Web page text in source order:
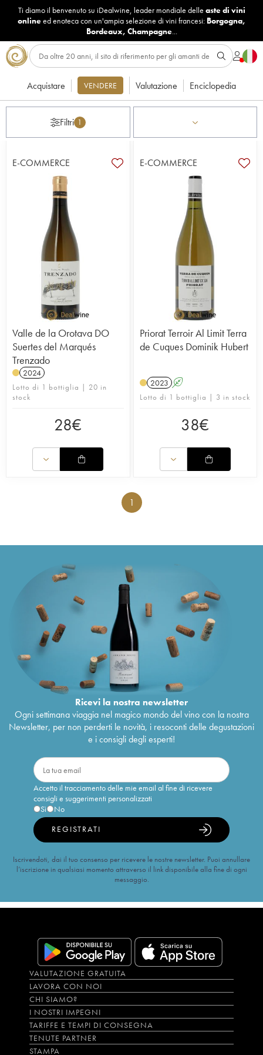
Ti diamo il benvenuto su iDealwine, leader mondiale delle aste di vini
onlineed enoteca con un'ampia selezione di vini francesi: Borgogna,
Bordeaux, Champagne...
Acquistare VENDERE Valutazione Enciclopedia
Filtri 1
E-COMMERCE
Valle de la Orotava DO
Suertes del Marqués
Trenzado
2024
Lotto di 1 bottiglia | 20 in
stock
28€
E-COMMERCE
Priorat Terroir Al Limit Terra
de Cuques Dominik Hubert
2023 A
Lotto di 1 bottiglia | 3 in stock
38€
1
Ricevi la nostra newsletter
Ogni settimana viaggia nel magico mondo del vino con la nostra
Newsletter, per non perderti le novità, i resoconti delle degustazioni
e i consigli degli esperti!
Accetto il tracciamento delle mie email al fine di ricevere
consigli e suggerimenti personalizzati
Sì
No
REGISTRATI
Iscrivendoti, dai il tuo consenso per ricevere le nostre newsletter. Puoi annullare
l’iscrizione in qualsiasi momento attraverso il link disponibile alla fine di ogni
messaggio.
VALUTAZIONE GRATUITA
LAVORA CON NOI
CHI SIAMO?
I NOSTRI IMPEGNI
TARIFFE E TEMPI DI CONSEGNA
TENUTE PARTNER
STAMPA